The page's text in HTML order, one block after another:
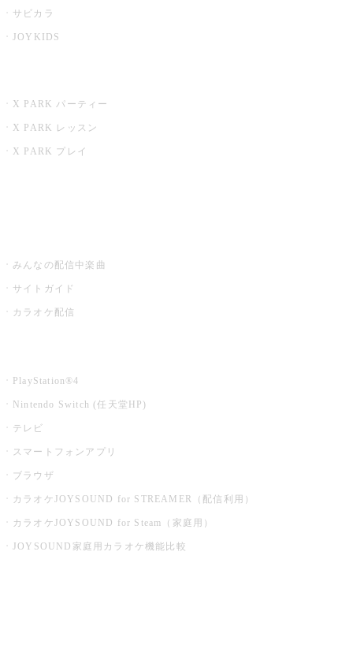
サビカラ
JOYKIDS
X PARK パーティー
X PARK レッスン
X PARK プレイ
みんなの配信中楽曲
サイトガイド
カラオケ配信
PlayStation®4
Nintendo Switch (任天堂HP)
テレビ
スマートフォンアプリ
ブラウザ
カラオケJOYSOUND for STREAMER（配信利用）
カラオケJOYSOUND for Steam（家庭用）
JOYSOUND家庭用カラオケ機能比較